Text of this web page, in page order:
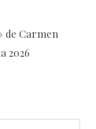
de Carmen
2026